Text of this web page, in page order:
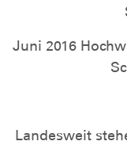
Juni 2016
Landesweit